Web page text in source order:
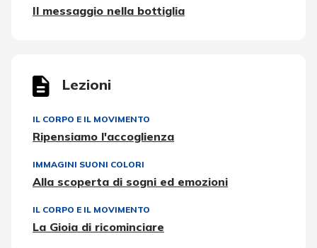
Il messaggio nella bottiglia
Lezioni
IL CORPO E IL MOVIMENTO
Ripensiamo l'accoglienza
IMMAGINI SUONI COLORI
Alla scoperta di sogni ed emozioni
IL CORPO E IL MOVIMENTO
La Gioia di ricominciare